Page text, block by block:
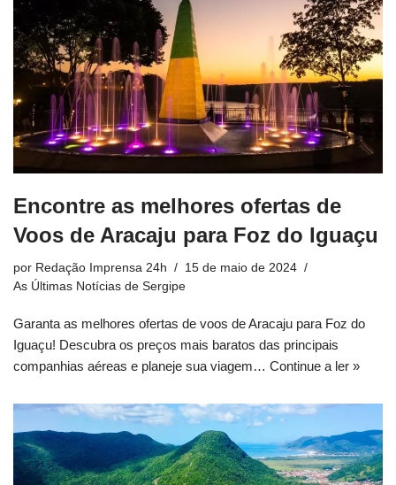
Encontre as melhores ofertas de
Voos de Aracaju para Foz do Iguaçu
por Redação Imprensa 24h
15 de maio de 2024
As Últimas Notícias de Sergipe
Garanta as melhores ofertas de voos de Aracaju para Foz do
Iguaçu! Descubra os preços mais baratos das principais
companhias aéreas e planeje sua viagem… Continue a ler »